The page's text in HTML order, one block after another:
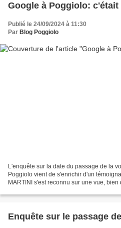
Google à Poggiolo:
Publié le 24/09/2024 à 11:30
Par Blog Poggiolo
L'enquête sur la date du passage de la
Poggiolo vient de s'enrichir d'un
MARTINI s'est reconnu sur une vue, bien
Enquête sur le passage